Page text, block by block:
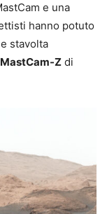
e una
hanno potuto
stavolta
MastCam-Z di